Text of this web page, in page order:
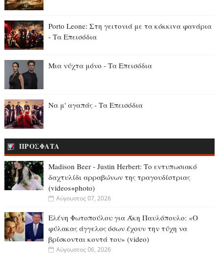
Porto Leone: Στη γειτονιά με τα κόκκιvα φαvάρια
- Τα Επεισόδια
Μια νύχτα μόνο - Τα Επεισόδια
Να μ' αγαπάς - Τα Επεισόδια
ΠΡΟΣΦΑΤΑ
Madison Beer - Justin Herbert: Το εντυπωσιακό
δαχτυλίδι αρραβώνων της τραγουδίστριας
(videos+photo)
Αύγουστος 07, 2026
Ελένη Φωτοπούλου για Άκη Παυλόπουλο: «Ο
φύλακας άγγελος όσων έχουν την τύχη να
βρίσκονται κοντά του» (video)
Αύγουστος 06, 2026